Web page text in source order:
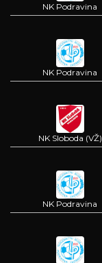
NK Podravina
NK Podravina
NK Sloboda (VŽ)
NK Podravina